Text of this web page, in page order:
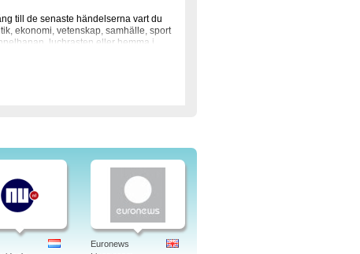
till de senaste händelserna vart du
ekonomi, vetenskap, samhälle, sport
luchrasten eller hemma i
på video. Senaste nytt i bild. Senaste
Euronews